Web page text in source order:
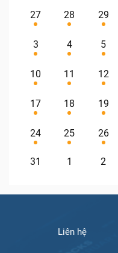
27 28 29
3 4 5
10 11 12
17 18 19
24 25 26
31 1 2
Liên hệ